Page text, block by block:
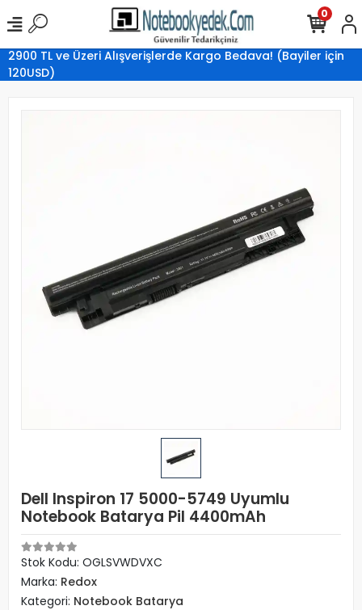
2900 TL ve Üzeri Alışverişlerde Kargo Bedava! (Bayiler için
120USD)
0
Dell Inspiron 17 5000-5749 Uyumlu
Notebook Batarya Pil 4400mAh
Stok Kodu: OGLSVWDVXC
Marka: Redox
Kategori: Notebook Batarya